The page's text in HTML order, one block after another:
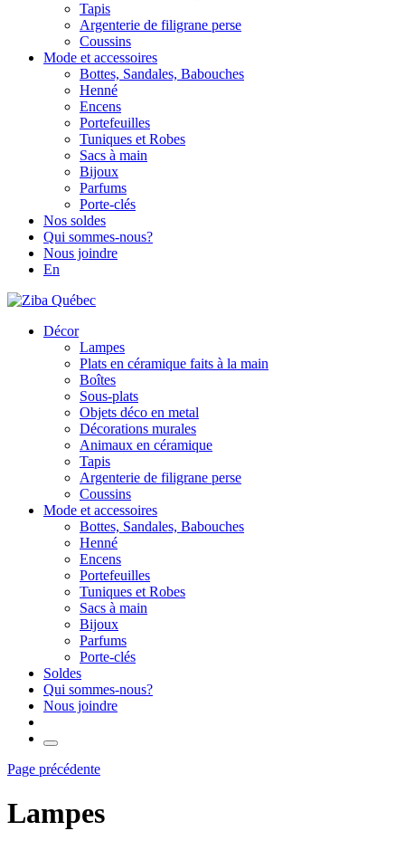
Tapis
Argenterie de filigrane perse
Coussins
Mode et accessoires
Bottes, Sandales, Babouches
Henné
Encens
Portefeuilles
Tuniques et Robes
Sacs à main
Bijoux
Parfums
Porte-clés
Nos soldes
Qui sommes-nous?
Nous joindre
En
Décor
Lampes
Plats en céramique faits à la main
Boîtes
Sous-plats
Objets déco en metal
Décorations murales
Animaux en céramique
Tapis
Argenterie de filigrane perse
Coussins
Mode et accessoires
Bottes, Sandales, Babouches
Henné
Encens
Portefeuilles
Tuniques et Robes
Sacs à main
Bijoux
Parfums
Porte-clés
Soldes
Qui sommes-nous?
Nous joindre
Page précédente
Lampes